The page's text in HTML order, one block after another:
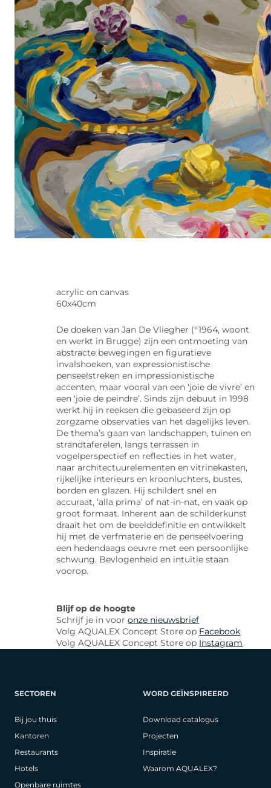
acrylic on canvas
60x40cm
De doeken van Jan De Vliegher (°1964, woont
en werkt in Brugge) zijn een ontmoeting van
abstracte bewegingen en figuratieve
invalshoeken, van expressionistische
penseelstreken en impressionistische
accenten, maar vooral van een ‘joie de vivre’ en
een ‘joie de peindre’. Sinds zijn debuut in 1998
werkt hij in reeksen die gebaseerd zijn op
zorgzame observaties van het dagelijks leven.
De thema’s gaan van landschappen, tuinen en
strandtaferelen, langs terrassen in
vogelperspectief en reflecties in het water,
naar architectuurelementen en vitrinekasten,
rijkelijke interieurs en kroonluchters, bustes,
borden en glazen. Hij schildert snel en
accuraat, ‘alla prima’ of nat-in-nat, en vaak op
groot formaat. Inherent aan de schilderkunst
draait het om de beelddefinitie en ontwikkelt
hij met de verfmaterie en de penseelvoering
een hedendaags oeuvre met een persoonlijke
schwung. Bevlogenheid en intuïtie staan
voorop.
Blijf op de hoogte
Schrijf je in vooronze nieuwsbrief
Volg AQUALEX Concept Store op Facebook
Volg AQUALEX Concept Store op Instagram
SECTOREN
Bij jou thuis
Kantoren
Restaurants
Hotels
Openbare ruimtes
WORD GEÏNSPIREERD
Download catalogus
Projecten
Inspiratie
Waarom AQUALEX?